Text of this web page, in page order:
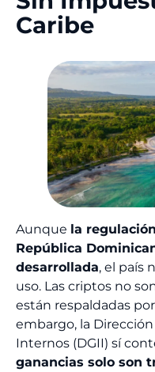
Caribe
Aunque la
República
desarrollada, el país
uso. Las criptos no
están respaldadas
embargo, la
Internos (DGII) sí
ganancias solo son